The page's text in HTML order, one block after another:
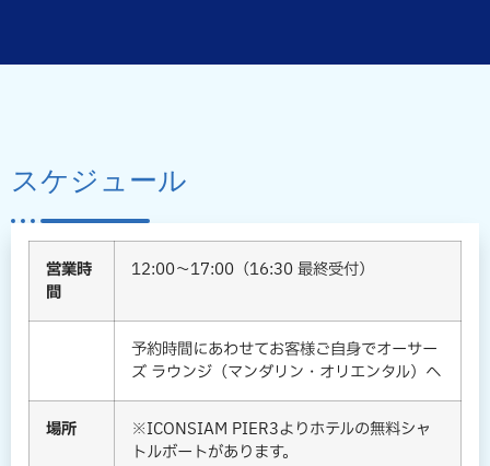
スケジュール
営業時
間
12:00～17:00（16:30 最終受付）
予約時間にあわせてお客様ご自身でオーサー
ズ ラウンジ（マンダリン・オリエンタル）へ
場所
※ICONSIAM PIER3よりホテルの無料シャ
トルボートがあります。